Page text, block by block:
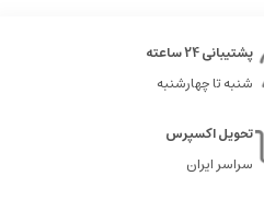
پشتیبانی 24 ساعته
شنبه تا چهارشنبه
تحویل اکسپرس
سراسر ایران